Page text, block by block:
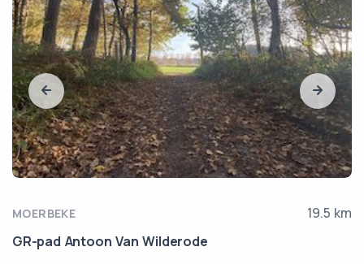
MOERBEKE
19.5 km
GR-pad Antoon Van Wilderode